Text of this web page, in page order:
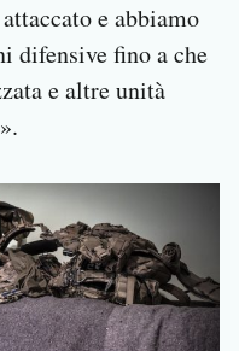
e abbiamo
difensive fino a che
e altre unità